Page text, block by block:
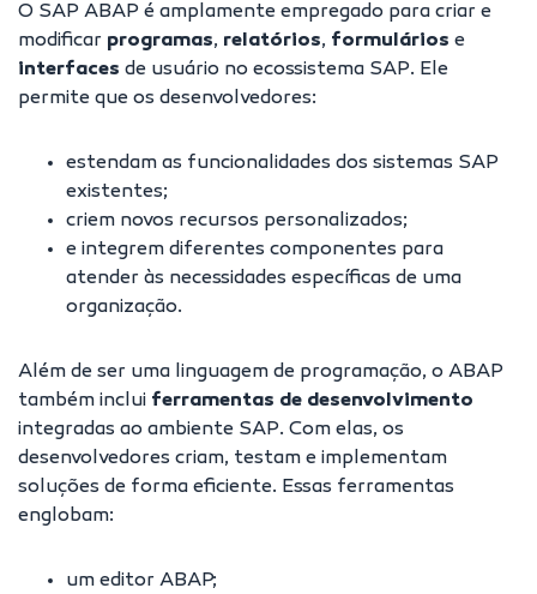
O SAP ABAP é amplamente empregado para criar e
modificar programas, relatórios, formulários e
interfaces de usuário no ecossistema SAP. Ele
permite que os desenvolvedores:
estendam as funcionalidades dos sistemas SAP
existentes;
criem novos recursos personalizados;
e integrem diferentes componentes para
atender às necessidades específicas de uma
organização.
Além de ser uma linguagem de programação, o ABAP
também inclui ferramentas de desenvolvimento
integradas ao ambiente SAP. Com elas, os
desenvolvedores criam, testam e implementam
soluções de forma eficiente. Essas ferramentas
englobam:
um editor ABAP;